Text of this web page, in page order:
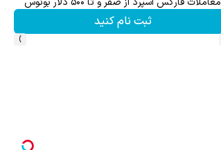
ثبت نام کنید
›